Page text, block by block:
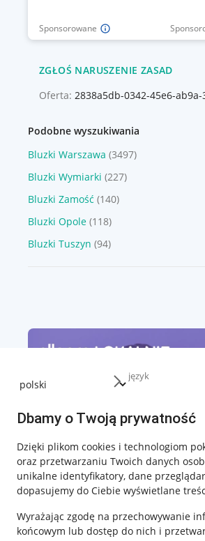
język
Dbamy o Twoją prywatność
Dzięki plikom cookies i technologiom
oraz przetwarzaniu Twoich danych
unikalne identyfikatory, dane
dopasujemy do Ciebie wyświetlane
Wyrażając zgodę na przechowywanie
końcowym lub dostęp do nich i
Sponsorowane
ZGŁOŚ NARUSZENIE ZASAD
Oferta: 2838a5db-0342-45e6-
Podobne wyszukiwania
Bluzki Warszawa (3497)
Bluzki Wymiarki (227)
Bluzki Zamość (140)
Bluzki Opole (118)
Bluzki Tuszyn (94)